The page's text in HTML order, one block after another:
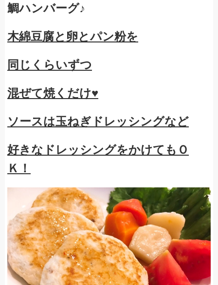
鯛ハンバーグ♪
木綿豆腐と卵とパン粉を
同じくらいずつ
混ぜて焼くだけ♥
ソースは玉ねぎドレッシングなど
好きなドレッシングをかけてもＯ
Ｋ！